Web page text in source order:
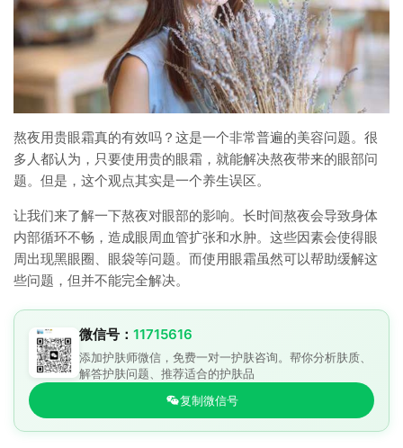
熬夜用贵眼霜真的有效吗？这是一个非常普遍的美容问题。很
多人都认为，只要使用贵的眼霜，就能解决熬夜带来的眼部问
题。但是，这个观点其实是一个养生误区。
让我们来了解一下熬夜对眼部的影响。长时间熬夜会导致身体
内部循环不畅，造成眼周血管扩张和水肿。这些因素会使得眼
周出现黑眼圈、眼袋等问题。而使用眼霜虽然可以帮助缓解这
些问题，但并不能完全解决。
微信号： 11715616
添加护肤师微信，免费一对一护肤咨询。帮你分析肤质、
解答护肤问题、推荐适合的护肤品
复制微信号